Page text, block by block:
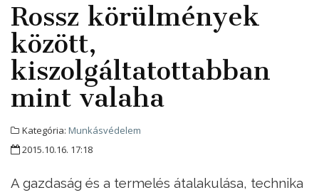
Rossz körülmények
között,
kiszolgáltatottabban
mint valaha
Kategória: Munkásvédelem
2015.10.16. 17:18
A gazdaság és a termelés átalakulása, technika